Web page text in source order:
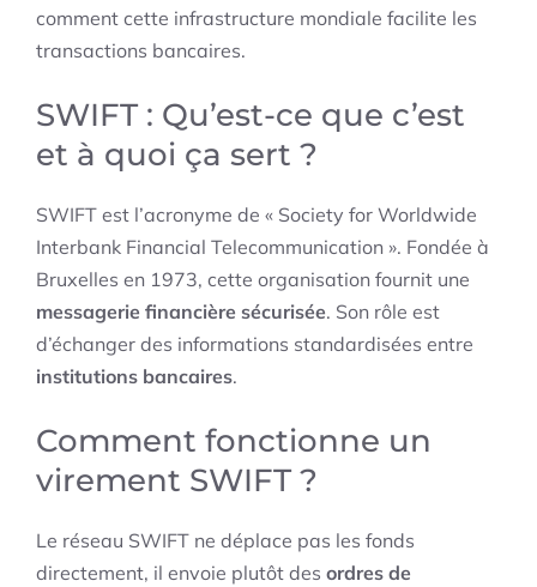
comment cette infrastructure mondiale facilite les
transactions bancaires.
SWIFT : Qu’est-ce que c’est
et à quoi ça sert ?
SWIFT est l’acronyme de « Society for Worldwide
Interbank Financial Telecommunication ». Fondée à
Bruxelles en 1973, cette organisation fournit une
messagerie financière sécurisée. Son rôle est
d’échanger des informations standardisées entre
institutions bancaires.
Comment fonctionne un
virement SWIFT ?
Le réseau SWIFT ne déplace pas les fonds
directement, il envoie plutôt des ordres de